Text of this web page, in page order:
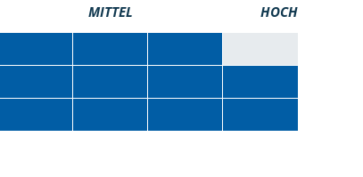
MITTEL HOCH